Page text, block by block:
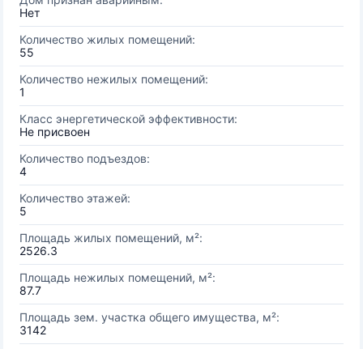
Нет
Количество жилых помещений:
55
Количество нежилых помещений:
1
Класс энергетической эффективности:
Не присвоен
Количество подъездов:
4
Количество этажей:
5
Площадь жилых помещений, м²:
2526.3
Площадь нежилых помещений, м²:
87.7
Площадь зем. участка общего имущества, м²:
3142